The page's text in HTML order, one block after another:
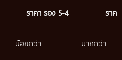
ราคา รอง 5-4 ราค
น้อยกว่า มากกว่า